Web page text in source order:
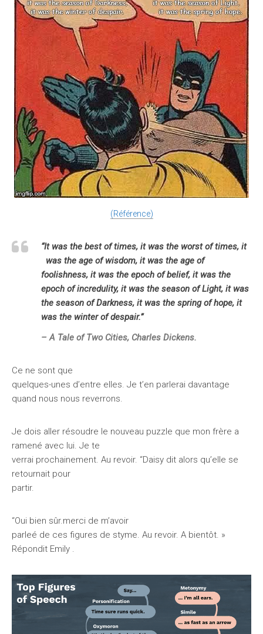
(Référence)
“It was the best of times, it was the worst of times, it
was the age of wisdom, it was the age of
foolishness, itwas the epoch of belief, itwas the
epoch of incredulity, itwas the season of Light, itwas
the season of Darkness, itwas the spring of hope, it
was the winter of despair.”
–A Tale of Two Cities, Charles Dickens.
Ce ne sont que
quelques-unes d’entre elles. Je t’en parlerai davantage
quand nous nous reverrons.
Je dois aller résoudre le nouveau puzzle que mon frère a
ramené avec lui. Je te
verrai prochainement. Au revoir. “Daisy dit alors qu’elle se
retournait pour
partir.
“Oui bien sûr.merci de m’avoir
parleé de ces figures de styme. Au revoir. A bientôt. »
Répondit Emily .